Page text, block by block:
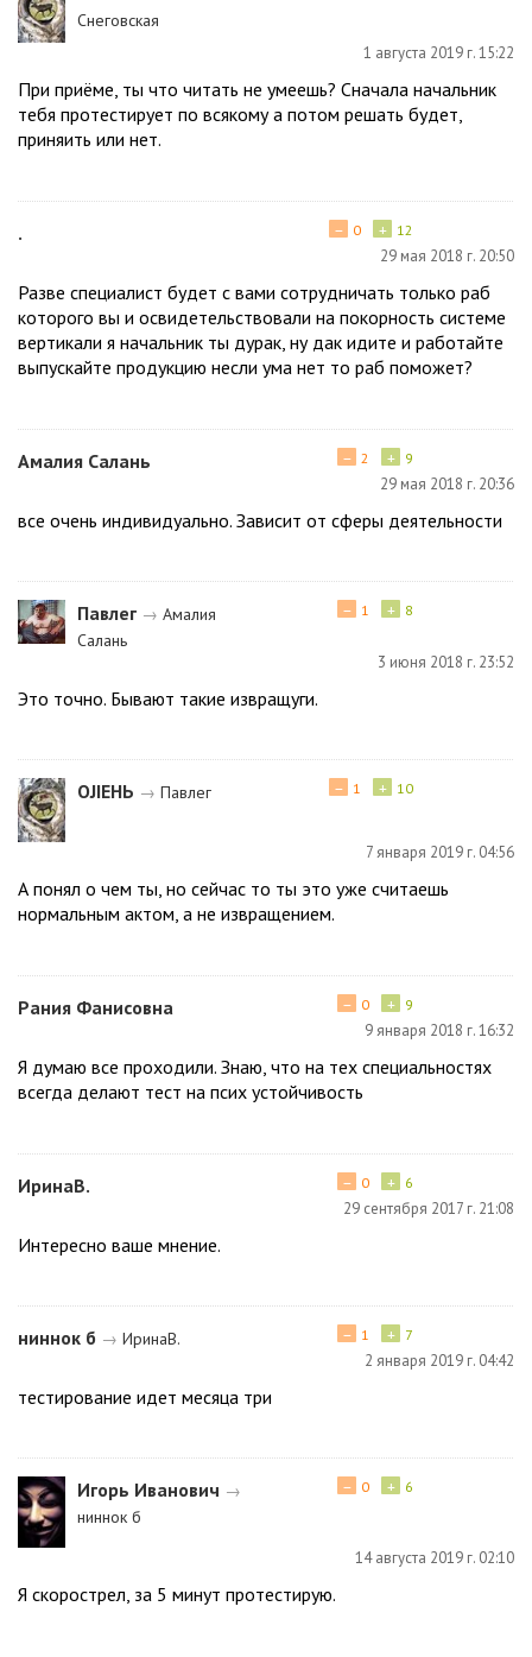
Снеговская
1 августа 2019 г. 15:22
При приёме, ты что читать не умеешь? Сначала начальник
тебя протестирует по всякому а потом решать будет,
приняить или нет.
. + 12
− 0
29 мая 2018 г. 20:50
Разве специалист будет с вами сотрудничать только раб
которого вы и освидетельствовали на покорность системе
вертикали я начальник ты дурак, ну дак идите и работайте
выпускайте продукцию несли ума нет то раб поможет?
Амалия Салань + 9
− 2
29 мая 2018 г. 20:36
все очень индивидуально. Зависит от сферы деятельности
Павлег → Амалия
Салань
+ 8
− 1
3 июня 2018 г. 23:52
Это точно. Бывают такие извращуги.
ОJIEНЬ → Павлег + 10
− 1
7 января 2019 г. 04:56
А понял о чем ты, но сейчас то ты это уже считаешь
нормальным актом, а не извращением.
Рания Фанисовна + 9
− 0
9 января 2018 г. 16:32
Я думаю все проходили. Знаю, что на тех специальностях
всегда делают тест на псих устойчивость
ИринаВ. + 6
− 0
29 сентября 2017 г. 21:08
Интересно ваше мнение.
ниннок б → ИринаВ. + 7
− 1
2 января 2019 г. 04:42
тестирование идет месяца три
Игорь Иванович →
ниннок б
+ 6
− 0
14 августа 2019 г. 02:10
Я скорострел, за 5 минут протестирую.